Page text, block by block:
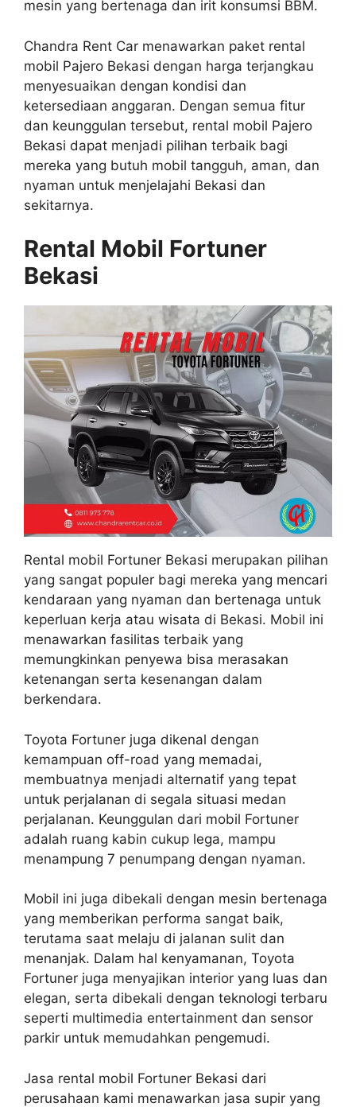
mesin yang bertenaga dan irit konsumsi BBM.
Chandra Rent Car menawarkan paket rental
mobil Pajero Bekasi dengan harga terjangkau
menyesuaikan dengan kondisi dan
ketersediaan anggaran. Dengan semua fitur
dan keunggulan tersebut, rental mobil Pajero
Bekasi dapat menjadi pilihan terbaik bagi
mereka yang butuh mobil tangguh, aman, dan
nyaman untuk menjelajahi Bekasi dan
sekitarnya.
Rental Mobil Fortuner
Bekasi
Rental mobil Fortuner Bekasi merupakan pilihan
yang sangat populer bagi mereka yang mencari
kendaraan yang nyaman dan bertenaga untuk
keperluan kerja atau wisata di Bekasi. Mobil ini
menawarkan fasilitas terbaik yang
memungkinkan penyewa bisa merasakan
ketenangan serta kesenangan dalam
berkendara.
Toyota Fortuner juga dikenal dengan
kemampuan off-road yang memadai,
membuatnya menjadi alternatif yang tepat
untuk perjalanan di segala situasi medan
perjalanan. Keunggulan dari mobil Fortuner
adalah ruang kabin cukup lega, mampu
menampung 7 penumpang dengan nyaman.
Mobil ini juga dibekali dengan mesin bertenaga
yang memberikan performa sangat baik,
terutama saat melaju di jalanan sulit dan
menanjak. Dalam hal kenyamanan, Toyota
Fortuner juga menyajikan interior yang luas dan
elegan, serta dibekali dengan teknologi terbaru
seperti multimedia entertainment dan sensor
parkir untuk memudahkan pengemudi.
Jasa rental mobil Fortuner Bekasi dari
perusahaan kami menawarkan jasa supir yang